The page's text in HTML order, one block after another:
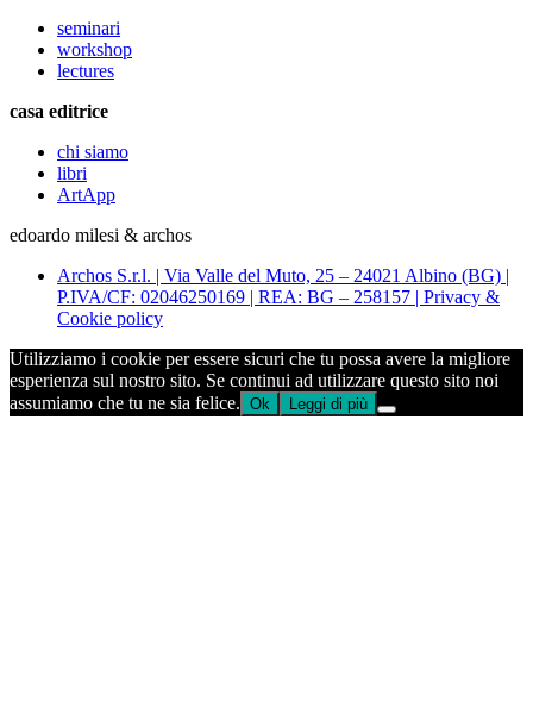
seminari
workshop
lectures
casa editrice
chi siamo
libri
ArtApp
edoardo milesi & archos
Archos S.r.l. | Via Valle del Muto, 25 – 24021 Albino (BG) |
P.IVA/CF: 02046250169 | REA: BG – 258157 | Privacy &
Cookie policy
Utilizziamo i cookie per essere sicuri che tu possa avere la migliore
esperienza sul nostro sito. Se continui ad utilizzare questo sito noi
assumiamo che tu ne sia felice. Ok Leggi di più